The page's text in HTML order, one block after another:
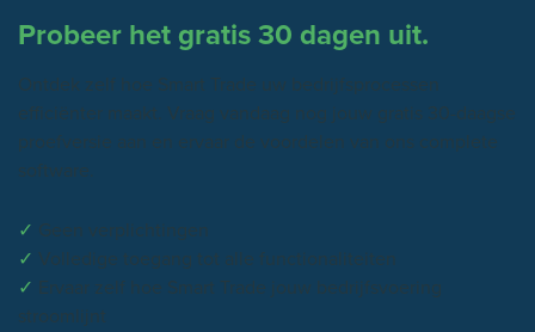
Probeer het gratis 30 dagen uit.
Ontdek zelf hoe Smart Trade uw bedrijfsprocessen
efficiënter maakt. Vraag vandaag nog jouw gratis 30-daagse
proefversie aan en ervaar de voordelen van ons complete
software.
✓ Geen verplichtingen
✓ Volledige toegang tot alle functionaliteiten
✓ Ervaar zelf hoe Smart Trade jouw bedrijfsvoering
stroomlijnt